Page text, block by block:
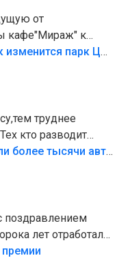
от
кафе"Мираж" к
то бордюры
еще,видимо,часть
Глава Тольятти рассказал, как изменится парк Центрального района
труднее
кто разводит
полно
В тольяттинский лес не пустили более тысячи автомобилей
поздравлением
лет отработали